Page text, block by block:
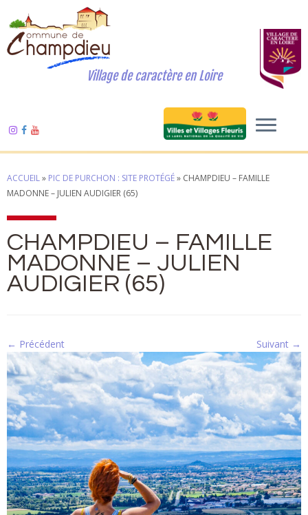
Village de caractère en Loire
ACCUEIL» PIC DE PURCHON : SITE PROTÉGÉ» CHAMPDIEU – FAMILLE
MADONNE – JULIEN AUDIGIER (65)
CHAMPDIEU – FAMILLE
MADONNE – JULIEN
AUDIGIER (65)
← Précédent Suivant →